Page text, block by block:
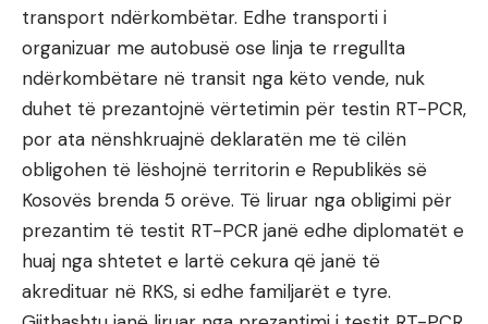
transport ndërkombëtar. Edhe transporti i
organizuar me autobusë ose linja te rregullta
ndërkombëtare në transit nga këto vende, nuk
duhet të prezantojnë vërtetimin për testin RT-PCR,
por ata nënshkruajnë deklaratën me të cilën
obligohen të lëshojnë territorin e Republikës së
Kosovës brenda 5 orëve. Të liruar nga obligimi për
prezantim të testit RT-PCR janë edhe diplomatët e
huaj nga shtetet e lartë cekura që janë të
akredituar në RKS, si edhe familjarët e tyre.